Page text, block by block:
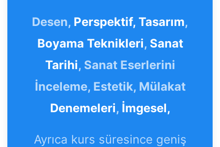
Desen, Perspektif, Tasarım,
Boyama Teknikleri, Sanat
Tarihi, Sanat Eserlerini
İnceleme, Estetik, Mülakat
Denemeleri, İmgesel,
Ayrıca kurs süresince geniş